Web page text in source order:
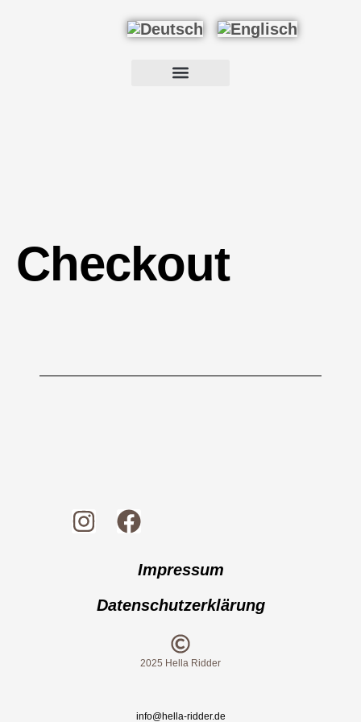
Checkout
Impressum
Datenschutzerklärung
2025 Hella Ridder
info@hella-ridder.de